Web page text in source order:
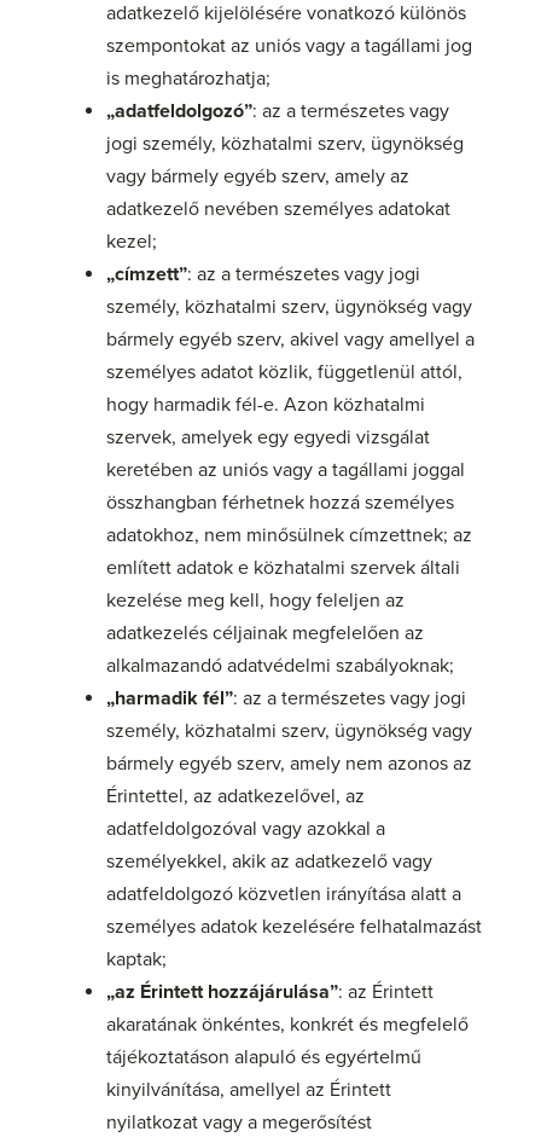
adatkezelő kijelölésére vonatkozó különös
szempontokat az uniós vagy a tagállami jog
is meghatározhatja;
„adatfeldolgozó”: az a természetes vagy
jogi személy, közhatalmi szerv, ügynökség
vagy bármely egyéb szerv, amely az
adatkezelő nevében személyes adatokat
kezel;
„címzett”: az a természetes vagy jogi
személy, közhatalmi szerv, ügynökség vagy
bármely egyéb szerv, akivel vagy amellyel a
személyes adatot közlik, függetlenül attól,
hogy harmadik fél-e. Azon közhatalmi
szervek, amelyek egy egyedi vizsgálat
keretében az uniós vagy a tagállami joggal
összhangban férhetnek hozzá személyes
adatokhoz, nem minősülnek címzettnek; az
említett adatok e közhatalmi szervek általi
kezelése meg kell, hogy feleljen az
adatkezelés céljainak megfelelően az
alkalmazandó adatvédelmi szabályoknak;
„harmadik fél”: az a természetes vagy jogi
személy, közhatalmi szerv, ügynökség vagy
bármely egyéb szerv, amely nem azonos az
Érintettel, az adatkezelővel, az
adatfeldolgozóval vagy azokkal a
személyekkel, akik az adatkezelő vagy
adatfeldolgozó közvetlen irányítása alatt a
személyes adatok kezelésére felhatalmazást
kaptak;
„az Érintett hozzájárulása”: az Érintett
akaratának önkéntes, konkrét és megfelelő
tájékoztatáson alapuló és egyértelmű
kinyilvánítása, amellyel az Érintett
nyilatkozat vagy a megerősítést